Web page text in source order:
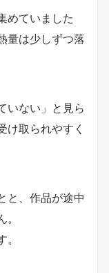
めていました
量は少しずつ落
いない」と見ら
け取られやすく
と、作品が途中